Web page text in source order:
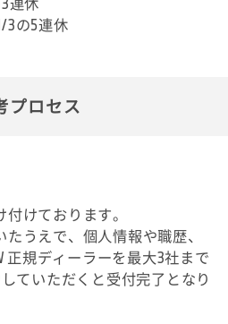
3の5連休
プロセス
けております。
うえで、個人情報や職歴、
正規ディーラーを最大3社まで
ていただくと受付完了となり